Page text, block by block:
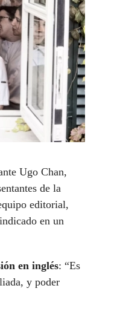
Ugo Chan,
de la
editorial,
en un
en inglés: “Es
y poder